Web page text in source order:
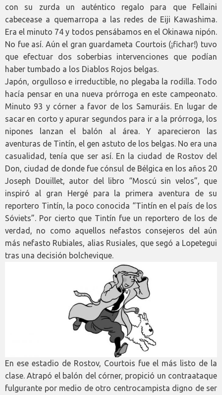
con su zurda un auténtico regalo para que Fellaini
cabecease a quemarropa a las redes de Eiji Kawashima.
Era el minuto 74 y todos pensábamos en el Okinawa nipón.
No fue así. Aún el gran guardameta Courtois (¡fichar!) tuvo
que efectuar dos soberbias intervenciones que podían
haber tumbado a los Diablos Rojos belgas.
Japón, orgulloso e irreductible, no plegaba la rodilla. Todo
hacía pensar en una nueva prórroga en este campeonato.
Minuto 93 y córner a favor de los Samuráis. En lugar de
sacar en corto y apurar segundos para ir a la prórroga, los
nipones lanzan el balón al área. Y aparecieron las
aventuras de Tintín, el gen astuto de los belgas. No era una
casualidad, tenía que ser así. En la ciudad de Rostov del
Don, ciudad de donde fue cónsul de Bélgica en los años 20
Joseph Douillet, autor del libro “Moscú sin velos”, que
inspiró al gran Hergé para la primera aventura de su
reportero Tintín, la poco conocida “Tintín en el país de los
Sóviets”. Por cierto que Tintín fue un reportero de los de
verdad, no como aquellos nefastos consejeros del aún
más nefasto Rubiales, alias Rusiales, que segó a Lopetegui
tras una decisión bolchevique.
En ese estadio de Rostov, Courtois fue el más listo de la
clase. Atrapó el balón del córner, propició un contraataque
fulgurante por medio de otro centrocampista digno de ser